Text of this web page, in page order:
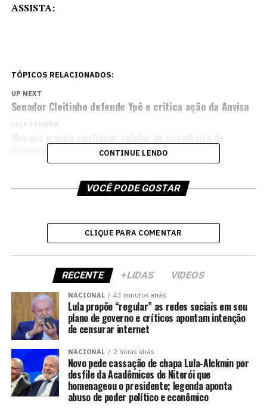
ASSISTA:
TÓPICOS RELACIONADOS:
UP NEXT
Senador Cleitinho defende Ypê e critica ação da Anvisa
LEIA TAMBÉM
Bolsonaro
CONTINUE LENDO
VOCÊ PODE GOSTAR
CLIQUE PARA COMENTAR
RECENTE +LIDAS VIDEOS
NACIONAL 43 minutos atrás
Lula propõe “regular” as redes sociais em seu
plano de governo e críticos apontam intenção
de censurar internet
NACIONAL 2 horas atrás
Novo pede cassação de chapa Lula-Alckmin por
desfile da Acadêmicos de Niterói que
homenageou o presidente; legenda aponta
abuso de poder político e econômico